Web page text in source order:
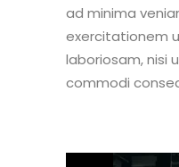
ad minima
exercitationem
laboriosam, nisi
commodi